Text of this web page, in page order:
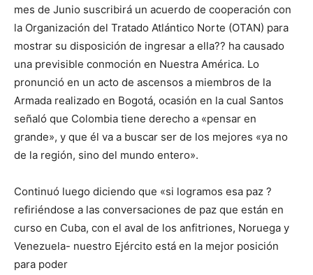
mes de Junio suscribirá un acuerdo de cooperación con
la Organización del Tratado Atlántico Norte (OTAN) para
mostrar su disposición de ingresar a ella?? ha causado
una previsible conmoción en Nuestra América. Lo
pronunció en un acto de ascensos a miembros de la
Armada realizado en Bogotá, ocasión en la cual Santos
señaló que Colombia tiene derecho a «pensar en
grande», y que él va a buscar ser de los mejores «ya no
de la región, sino del mundo entero».
Continuó luego diciendo que «si logramos esa paz ?
refiriéndose a las conversaciones de paz que están en
curso en Cuba, con el aval de los anfitriones, Noruega y
Venezuela- nuestro Ejército está en la mejor posición
para poder